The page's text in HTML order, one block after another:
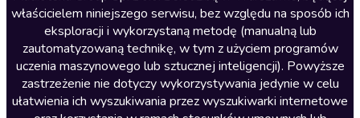
Nauki humanistyczne
Podcasty i audycje
Polityka
Prasa
właścicielem niniejszego serwisu, bez względu na sposób ich
eksploracji i wykorzystaną metodę (manualną lub
zautomatyzowaną technikę, w tym z użyciem programów
uczenia maszynowego lub sztucznej inteligencji). Powyższe
zastrzeżenie nie dotyczy wykorzystywania jedynie w celu
ułatwienia ich wyszukiwania przez wyszukiwarki internetowe